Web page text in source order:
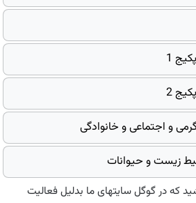
و اجتماعی و خانوادگی
زیست و حیوانات
که در گوگل سایتهای ما بدلیل فعالیت